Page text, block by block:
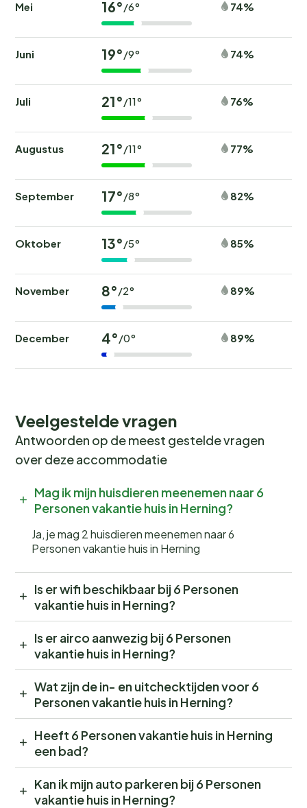
Mei 16°/6° 74%
Juni 19°/9° 74%
Juli 21°/11° 76%
Augustus 21°/11° 77%
September 17°/8° 82%
Oktober 13°/5° 85%
November 8°/2° 89%
December 4°/0° 89%
Veelgestelde vragen
Antwoorden op de meest gestelde vragen
over deze accommodatie
Mag ik mijn huisdieren meenemen naar 6
Personen vakantie huis in Herning?
Ja, je mag 2 huisdieren meenemen naar 6
Personen vakantie huis in Herning
Is er wifi beschikbaar bij 6 Personen
vakantie huis in Herning?
Is er airco aanwezig bij 6 Personen
vakantie huis in Herning?
Wat zijn de in- en uitchecktijden voor 6
Personen vakantie huis in Herning?
Heeft 6 Personen vakantie huis in Herning
een bad?
Kan ik mijn auto parkeren bij 6 Personen
vakantie huis in Herning?